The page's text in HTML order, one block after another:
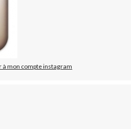
mon compte instagram